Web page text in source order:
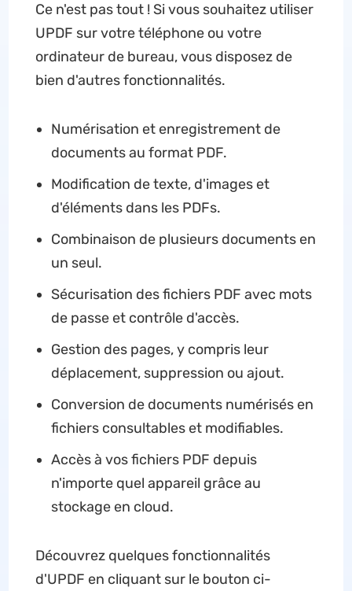
Ce n'est pas tout ! Si vous souhaitez utiliser
UPDF sur votre téléphone ou votre
ordinateur de bureau, vous disposez de
bien d'autres fonctionnalités.
Numérisation et enregistrement de
documents au format PDF.
Modification de texte, d'images et
d'éléments dans les PDFs.
Combinaison de plusieurs documents en
un seul.
Sécurisation des fichiers PDF avec mots
de passe et contrôle d'accès.
Gestion des pages, y compris leur
déplacement, suppression ou ajout.
Conversion de documents numérisés en
fichiers consultables et modifiables.
Accès à vos fichiers PDF depuis
n'importe quel appareil grâce au
stockage en cloud.
Découvrez quelques fonctionnalités
d'UPDF en cliquant sur le bouton ci-